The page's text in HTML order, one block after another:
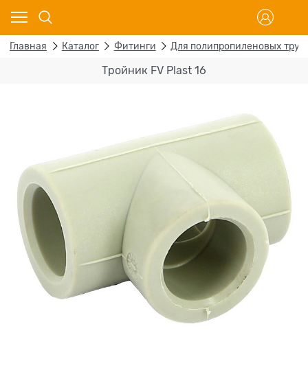
Главная Каталог Фитинги Для полипропиленовых труб
Тройник FV Plast 16